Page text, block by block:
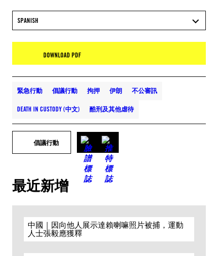
SPANISH
DOWNLOAD PDF
緊急行動 倡議行動 拘押 伊朗 不公審訊
DEATH IN CUSTODY (中文) 酷刑及其他虐待
倡議行動
最近新增
中國｜因向他人展示達賴喇嘛照片被捕，運動
人士張毅應獲釋